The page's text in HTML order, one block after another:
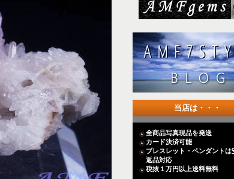
当店は・・・
全商品写真現品を発送
カード決済可能
ブレスレット・ペンダントは
返品対応
税抜１万円以上送料無料